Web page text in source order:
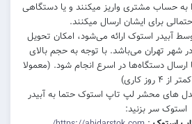
به حساب مشتری واریز میکنند و یا دستگاهی
برای ایشان ارسال میکنند.
آبیدر استوک ارائه می‌شود، امکان تحویل
تهران می‌باشد. با توجه به حجم بالای
دستگاه‌ها در اسرع انجام شود. (معمولا
کمتر از ۴ روز کاری)
های محشر لپ تاپ استوک حتما به آبیدر
استوک سر بزنید: